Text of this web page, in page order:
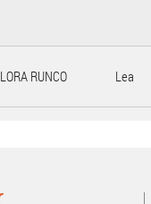
LORA RUNCO Lea